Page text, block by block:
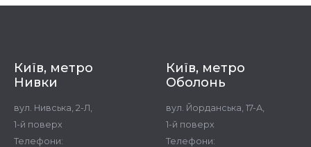
Київ, метро
Нивки
вул. Нивська, 2-Л,
1-й поверх
Телефони:
Київ, метро
Оболонь
вул. Йорданська, 17-А,
1-й поверх
Телефони: